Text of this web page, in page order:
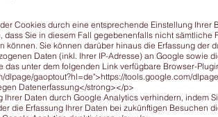
Cookies durch eine entsprechende Einstellung Ihrer
dass Sie in diesem Fall gegebenenfalls nicht sämtliche
können. Sie können darüber hinaus die Erfassung der
Daten (inkl. Ihrer IP-Adresse) an Google sowie
das unter dem folgenden Link verfügbare Browser-
dlpage/gaoptout?hl=de">https://tools.google.com/
Datenerfassung</strong></p>
Ihrer Daten durch Google Analytics verhindern, indem
die Erfassung Ihrer Daten bei zukünftigen Besuchen